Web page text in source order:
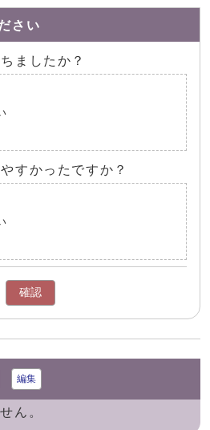
さい
ましたか？
すかったですか？
確認
編集
ん。